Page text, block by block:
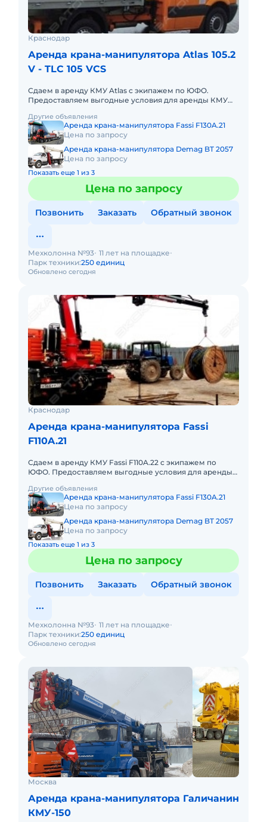
Краснодар
Аренда крана-манипулятора Atlas 105.2
V - TLC 105 VCS
Сдаем в аренду КМУ Atlas с экипажем по ЮФО.
Предоставляем выгодные условия для аренды КМУ
спецтехники мы готовы п
Другие объявления
Аренда крана-манипулятора Fassi F130A.21
Цена по запросу
Аренда крана-манипулятора Demag BT 2057
Цена по запросу
Показать еще 1 из 3
Цена по запросу
Позвонить Заказать Обратный звонок
Обновлено сегодня
Мехколонна №93 11 лет на площадке
Парк техники:250 единиц
Краснодар
Аренда крана-манипулятора Fassi
F110A.21
Сдаем в аренду КМУ Fassi F110A.22 с экипажем по
ЮФО. Предоставляем выгодные условия для аренды
Кроме аренды спецт
Другие объявления
Аренда крана-манипулятора Fassi F130A.21
Цена по запросу
Аренда крана-манипулятора Demag BT 2057
Цена по запросу
Показать еще 1 из 3
Цена по запросу
Позвонить Заказать Обратный звонок
Обновлено сегодня
Мехколонна №93 11 лет на площадке
Парк техники:250 единиц
Москва
Аренда крана-манипулятора Галичанин
КМУ-150